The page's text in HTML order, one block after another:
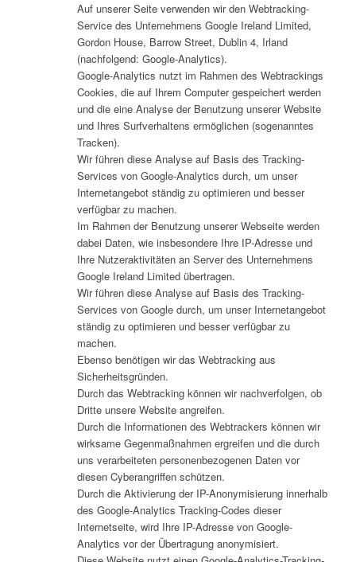
Auf unserer Seite verwenden wir den Webtracking-
Service des Unternehmens Google Ireland Limited,
Gordon House, Barrow Street, Dublin 4, Irland
(nachfolgend: Google-Analytics).
Google-Analytics nutzt im Rahmen des Webtrackings
Cookies, die auf Ihrem Computer gespeichert werden
und die eine Analyse der Benutzung unserer Website
und Ihres Surfverhaltens ermöglichen (sogenanntes
Tracken).
Wir führen diese Analyse auf Basis des Tracking-
Services von Google-Analytics durch, um unser
Internetangebot ständig zu optimieren und besser
verfügbar zu machen.
Im Rahmen der Benutzung unserer Webseite werden
dabei Daten, wie insbesondere Ihre IP-Adresse und
Ihre Nutzeraktivitäten an Server des Unternehmens
Google Ireland Limited übertragen.
Wir führen diese Analyse auf Basis des Tracking-
Services von Google durch, um unser Internetangebot
ständig zu optimieren und besser verfügbar zu
machen.
Ebenso benötigen wir das Webtracking aus
Sicherheitsgründen.
Durch das Webtracking können wir nachverfolgen, ob
Dritte unsere Website angreifen.
Durch die Informationen des Webtrackers können wir
wirksame Gegenmaßnahmen ergreifen und die durch
uns verarbeiteten personenbezogenen Daten vor
diesen Cyberangriffen schützen.
Durch die Aktivierung der IP-Anonymisierung innerhalb
des Google-Analytics Tracking-Codes dieser
Internetseite, wird Ihre IP-Adresse von Google-
Analytics vor der Übertragung anonymisiert.